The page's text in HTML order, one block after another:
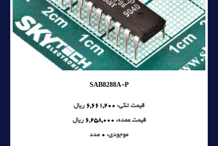
SAB8288A-P
قیمت تکی: 6,661,200 ریال
قیمت عمده: 6,258,000 ریال
موجودی: 0 عدد